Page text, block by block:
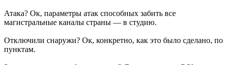
Атака? Ок, параметры атак способных забить все
магистральные каналы страны — в студию.
Отключили снаружи? Ок, конкретно, как это было сделано, по
пунктам.